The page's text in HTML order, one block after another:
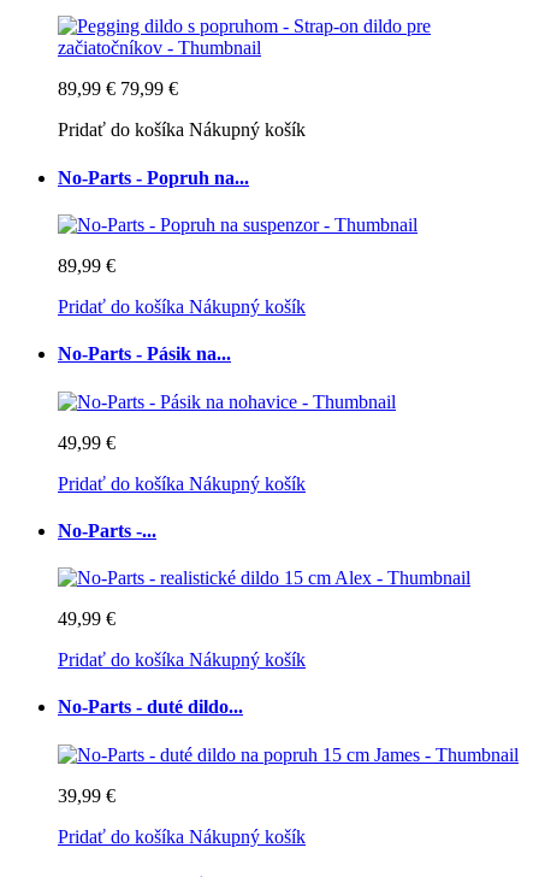
89,99 € 79,99 €
Pridať do košíka Nákupný košík
No-Parts - Popruh na...
89,99 €
Pridať do košíka Nákupný košík
No-Parts - Pásik na...
49,99 €
Pridať do košíka Nákupný košík
No-Parts -...
49,99 €
Pridať do košíka Nákupný košík
No-Parts - duté dildo...
39,99 €
Pridať do košíka Nákupný košík